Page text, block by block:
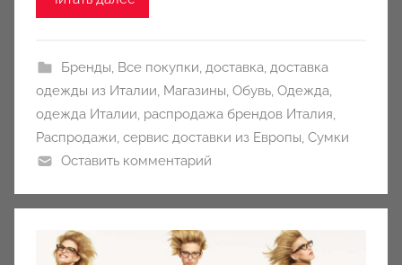
Бренды, Все покупки, доставка, доставка
одежды из Италии, Магазины, Обувь, Одежда,
одежда Италии, распродажа брендов Италия,
Распродажи, сервис доставки из Европы, Сумки
Оставить комментарий